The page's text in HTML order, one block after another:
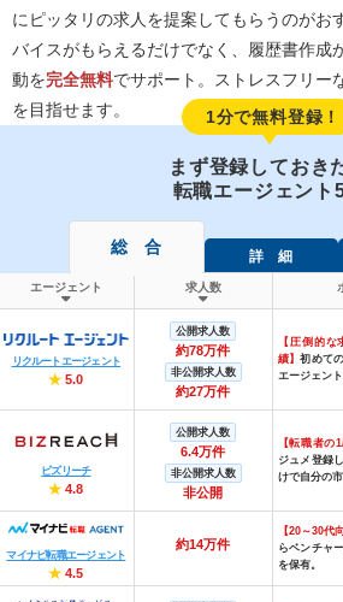
にピッタリの求人を提案してもらうのがお
バイスがもらえるだけでなく、履歴書作成
動を完全無料でサポート。ストレスフリー
を目指せます。
1分で無料登録！
まず登録しておき
転職エージェント
総 合 詳 細
エージェント 求人数
リクルートエージェント
★ 5.0
公開求人数
約78万件
非公開求人数
約27万件
【圧倒的
績】初めて
エージェント
ビズリーチ
★ 4.8
公開求人数
6.4万件
非公開求人数
非公開
【転職者の
ジュメ登録
けで自分の
マイナビ転職エージェント
★ 4.5
約14万件
【20～30代
らベンチャ
を保有。